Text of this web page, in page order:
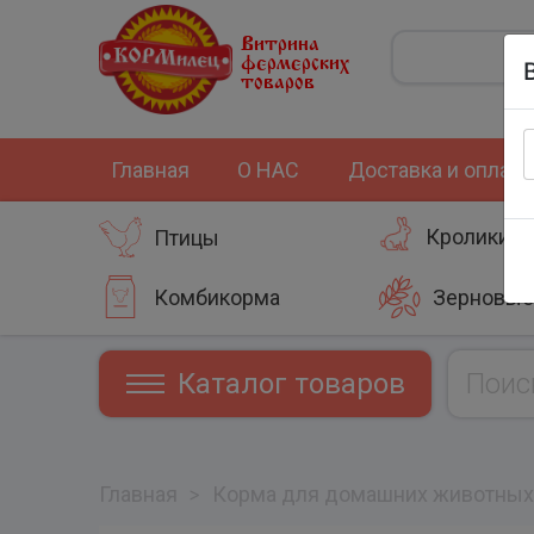
Витрина
фермерских
товаров
Главная О НАС Доставка и оплата
Птицы Кролики
Комбикорма Зерновые
Каталог товаров